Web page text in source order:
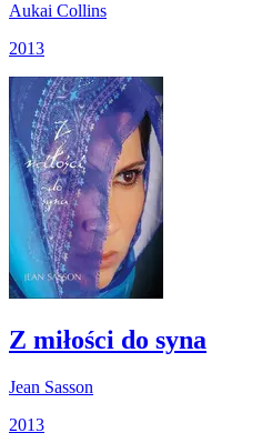
Aukai Collins
2013
Z miłości do syna
Jean Sasson
2013